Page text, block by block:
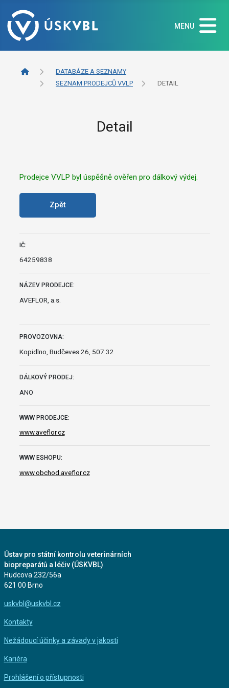
MENU
DATABÁZE A SEZNAMY
SEZNAM PRODEJCŮ VVLP
DETAIL
Detail
Prodejce VVLP byl úspěšně ověřen pro dálkový výdej.
Zpět
IČ:
64259838
NÁZEV PRODEJCE:
AVEFLOR, a.s.
PROVOZOVNA:
Kopidlno, Budčeves 26, 507 32
DÁLKOVÝ PRODEJ:
ANO
WWW PRODEJCE:
www.aveflor.cz
WWW ESHOPU:
www.obchod.aveflor.cz
Ústav pro státní kontrolu veterinárních
biopreparátů a léčiv (ÚSKVBL)
Hudcova 232/56a
621 00 Brno
uskvbl@uskvbl.cz
Kontakty
Nežádoucí účinky a závady v jakosti
Kariéra
Prohlášení o přístupnosti